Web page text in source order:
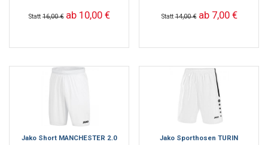
Statt 16,00 € ab 10,00 € Statt14,00 € ab 7,00 €
Jako Short MANCHESTER 2.0 Jako Sporthosen TURIN